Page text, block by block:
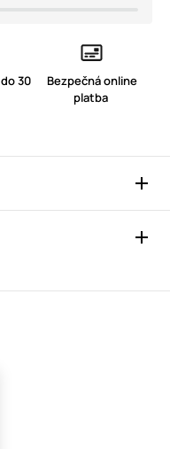
30
Bezpečná online
platba